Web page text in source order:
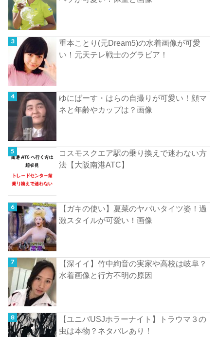
重本ことり(元Dream5)の水着画像が可愛
い！元天テレ戦士のグラビア！
ゆにばーす・はらの自撮りが可愛い！顔マ
ネと年齢やカップは？画像
コスモスクエア駅の乗り換えで迷わない方
法【大阪南港ATC】
【ガキの使い】夏菜のヤバいタイツ姿！過
激スタイルが可愛い！画像
【深イイ】竹中絢音の実家や高校は岐阜？
水着画像と行方不明の原因
【ユニバUSJホラーナイト】トラウマ３の
虫は本物？ネタバレあり！